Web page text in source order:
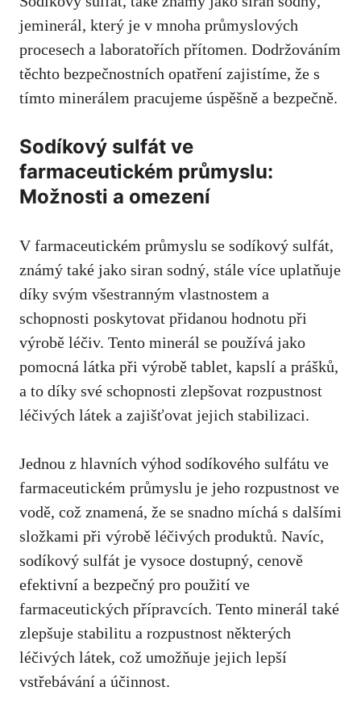
jeminerál,⁣ který ​je v mnoha průmyslových
procesech⁢ a⁢ laboratořích přítomen.⁣ Dodržováním
těchto bezpečnostních opatření ‍zajistíme, že s
tímto ‍minerálem​ pracujeme úspěšně⁤ a bezpečně.
Sodíkový sulfát ve ​
farmaceutickém ‍průmyslu:
Možnosti a omezení
V farmaceutickém průmyslu se sodíkový sulfát,
známý také jako⁤ siran sodný, ⁣stále více uplatňuje
díky ‌svým všestranným vlastnostem a
⁢schopnosti poskytovat‍ přidanou hodnotu⁢ při
‍výrobě ‌léčiv. ‍Tento minerál se používá jako
pomocná látka​ při⁢ výrobě‌ tablet, ‌kapslí a prášků,
‍a ⁤to ​díky své schopnosti ⁣zlepšovat rozpustnost ​
léčivých látek a zajišťovat jejich ​stabilizaci.
Jednou z ‍hlavních výhod ​sodíkového sulfátu ve
farmaceutickém‍ průmyslu je⁣ jeho ⁤rozpustnost ve
vodě, ⁣což znamená, ​že ​se‌ snadno míchá s dalšími
složkami při výrobě‍ léčivých ‍produktů. Navíc,⁢
sodíkový sulfát je ‌vysoce dostupný, cenově
efektivní ⁣a⁣ bezpečný⁣ pro ⁢použití ve
farmaceutických‌ přípravcích. Tento minerál ​také
zlepšuje stabilitu a rozpustnost​ některých
léčivých⁣ látek, což umožňuje jejich ⁤lepší
vstřebávání‌ a‌ účinnost.